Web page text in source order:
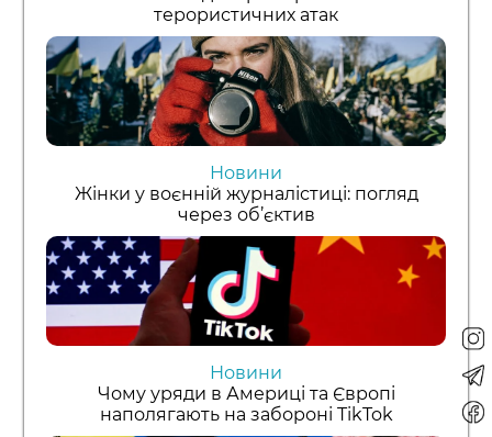
терористичних атак
Новини
Жінки у воєнній журналістиці: погляд
через об’єктив
Новини
Чому уряди в Америці та Європі
наполягають на забороні TikTok